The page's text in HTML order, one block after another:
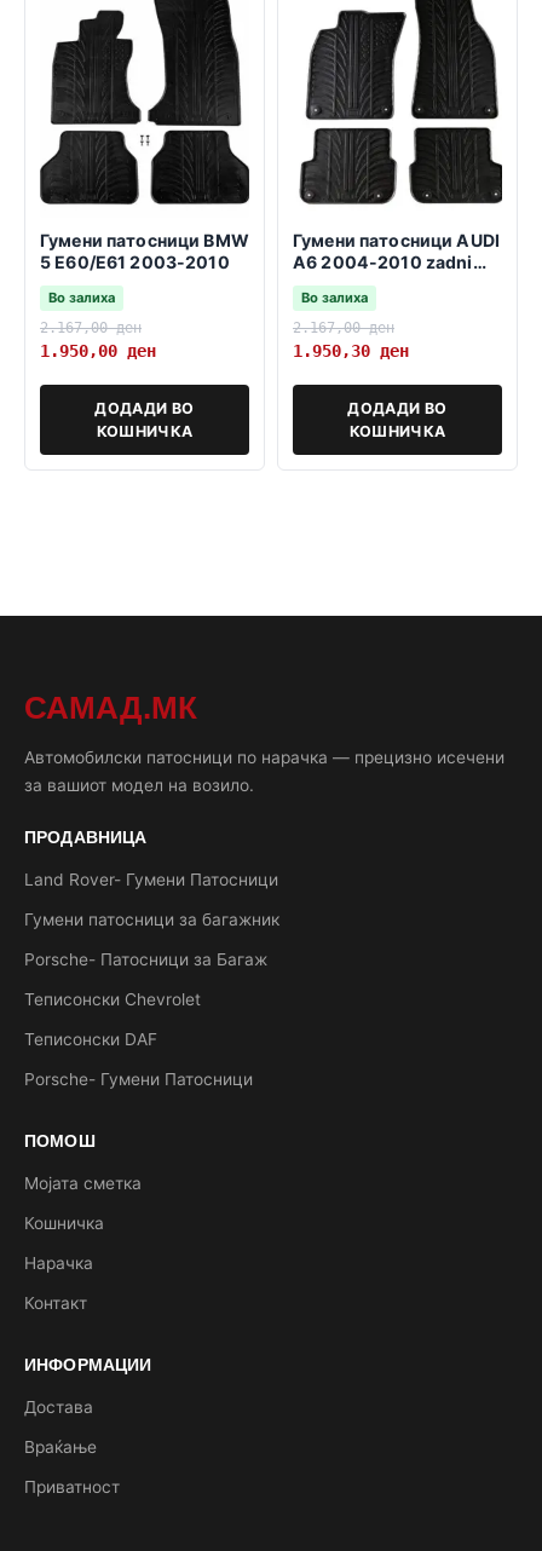
Гумени патосници BMW
5 E60/E61 2003-2010
Во залиха
2.167,00ден
1.950,00 ден
ДОДАДИ ВО
КОШНИЧКА
Гумени патосници AUDI
A6 2004-2010 zadni
fiksatori 37,5cm
Во залиха
2.167,00ден
1.950,30 ден
ДОДАДИ ВО
КОШНИЧКА
САМАД.МК
Автомобилски патосници по нарачка — прецизно исечени
за вашиот модел на возило.
ПРОДАВНИЦА
Land Rover- Гумени Патосници
Гумени патосници за багажник
Porsche- Патосници за Багаж
Теписонски Chevrolet
Теписонски DAF
Porsche- Гумени Патосници
ПОМОШ
Мојата сметка
Кошничка
Нарачка
Контакт
ИНФОРМАЦИИ
Достава
Враќање
Приватност